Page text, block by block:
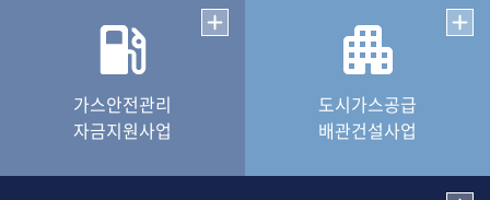
가스안전관리
자금지원사업
도시가스공급
배관건설사업